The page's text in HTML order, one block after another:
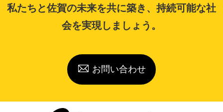
私たちと佐賀の未来を共に築き、持続可能な社
会を実現しましょう。
お問い合わせ